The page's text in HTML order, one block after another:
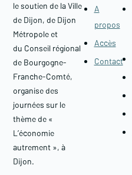
le soutien de la Ville
de Dijon, de Dijon
Métropole et
du Conseil régional
de Bourgogne-
Franche-Comté,
organise des
journées sur le
thème de «
L’économie
autrement », à
Dijon.
A
propos
Accès
Contact